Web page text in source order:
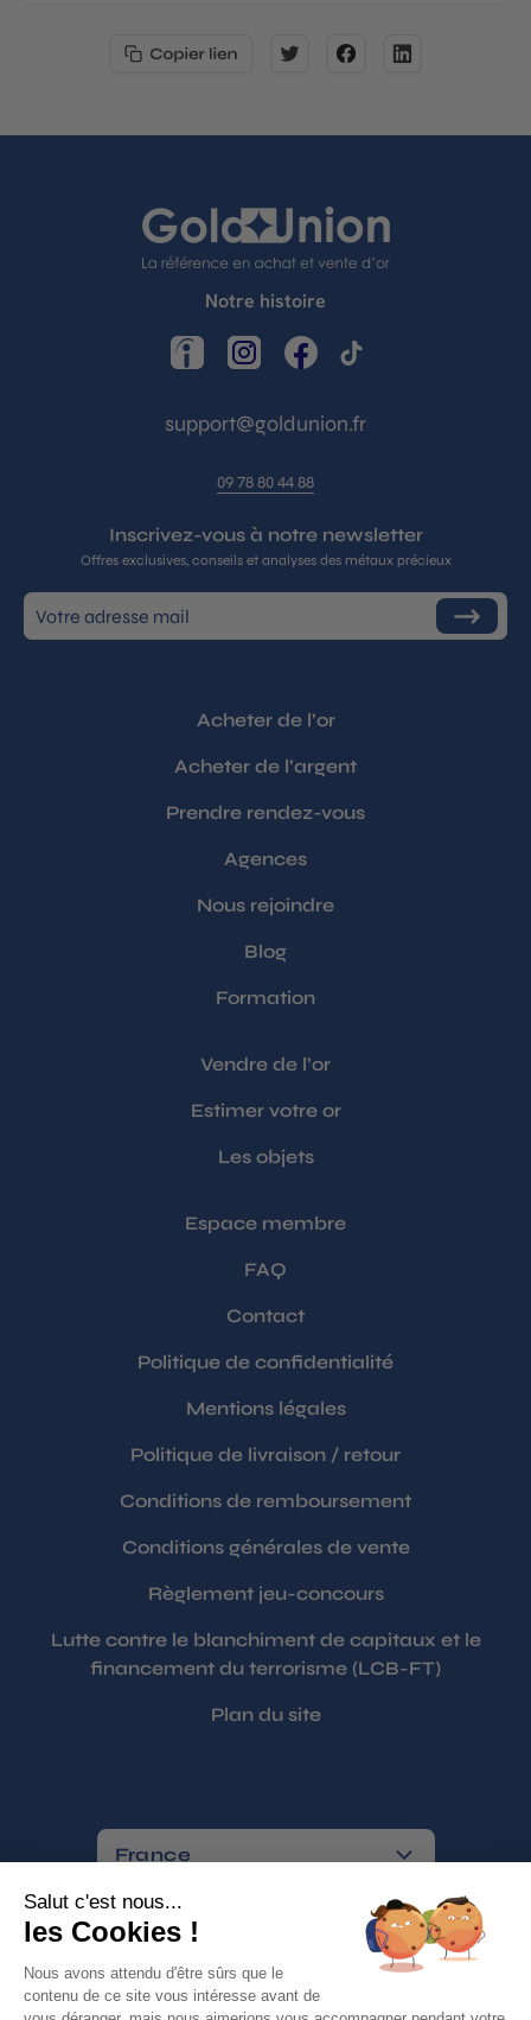
Notre histoire
LinkedIn InstagramFacebookTikTok
support@goldunion.fr
09 78 80 44 88
Inscrivez-vous à notre newsletter
Offres exclusives, conseils et analyses des métaux précieux
Inscrivez-
vous
S'inscrire
Acheter de l’or
Acheter de l’argent
Prendre rendez-vous
Agences
Nous rejoindre
Blog
Formation
Vendre de l’or
Estimer votre or
Les objets
Espace membre
FAQ
Contact
Politique de confidentialité
Mentions légales
Politique de livraison / retour
Conditions de remboursement
Conditions générales de vente
Règlement jeu-concours
Lutte contre le blanchiment de capitaux et le
financement du terrorisme (LCB-FT)
Plan du site
France
Paiements sécurisés